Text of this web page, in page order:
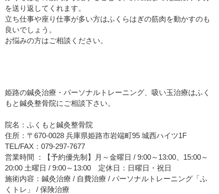
を送り返してくれます。
立ち仕事や座り仕事が多い方はふくらはぎの筋肉を動かすのも
良いでしょう。
お悩みの方はご相談ください。
姫路の鍼灸治療・パーソナルトレーニング、吸い玉治療はふく
もと鍼灸整骨院にご相談下さい。
院名：ふくもと鍼灸整骨院
住所：〒670-0028 兵庫県姫路市岩端町95 城西ハイツ1F
TEL/FAX：079-297-7677
営業時間 ：【予約優先制】月～金曜日 / 9:00～13:00、15:00～
20:00 土曜日 / 9:00～13:00 定休日：日曜日・祝日
施術内容：鍼灸治療 / 自費治療 / パーソナルトレーニング「ふ
くトレ」 / 保険治療